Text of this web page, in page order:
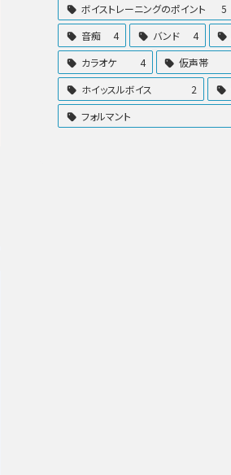
ボイストレーニングのポイント
5
音痴
4 バンド 4
カラオケ
4 仮声帯
ホイッスルボイス
2
フォルマント